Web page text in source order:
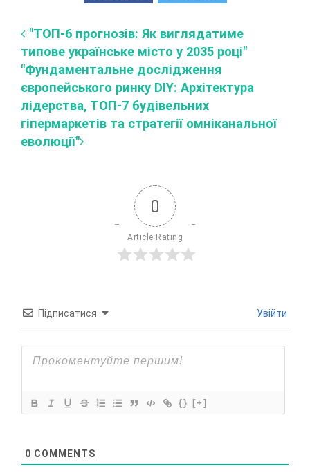
"ТОП-6 прогнозів: Як виглядатиме
типове українське місто у 2035 році"
"Фундаментальне дослідження
європейського ринку DIY: Архітектура
лідерства, ТОП-7 будівельних
гіпермаркетів та стратегії омніканальної
еволюції"
0
Article Rating
Підписатися Увійти
{} [+]
0 COMMENTS